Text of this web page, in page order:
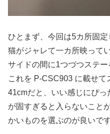
ひとまず、今回は5カ所固定
猫がジャレて一カ所映って
サイドの間に1つづつステー
これを P-CSC903 に載せて
41cmだと、いい感じにぴ
が固すぎると入らないこと
かいものを選ぶのが良いです